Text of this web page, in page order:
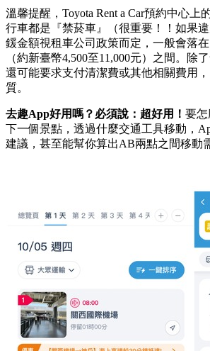
溫馨提醒，Toyota Rent a Car預約中心上
行車都是『禁菸車』（很重要！！如果
鍰金額視租車公司政策而定，一般會落在
（約新臺幣4,500至11,000元）之間。除
還可能要求支付清潔費或其他相關費用
質。
去趣App好用嗎？必須說：超好用！ 要怎
下一個景點，透過什麼交通工具移動，
建議，甚至能幫你算出AB兩點之間移動